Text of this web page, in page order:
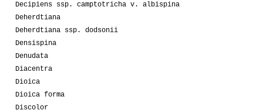
Decipiens ssp. camptotricha v. albispina
Deherdtiana
Deherdtiana ssp. dodsonii
Densispina
Denudata
Diacentra
Dioica
Dioica forma
Discolor